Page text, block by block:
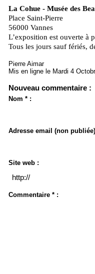
La Cohue - Musée des
Place Saint-Pierre
56000 Vannes
L’exposition est ouverte à
Tous les jours sauf fériés,
Pierre Aimar
Mis en ligne le Mardi 4
Nouveau commentaire :
Nom * :
Adresse email (non
Site web :
Commentaire * :